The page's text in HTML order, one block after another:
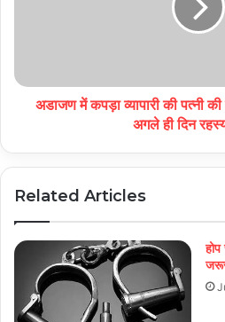
अडाजण में कपड़ा व्यापारी की पत्नी
अगले ही दिन
Related Articles